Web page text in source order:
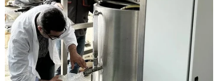
08/08/2026 14:03
Phú Thọ làm rõ sự cố y khoa khiến bé
trai 8 tuổi tử vong sau mổ ruột thừa
08/08/2026 10:28